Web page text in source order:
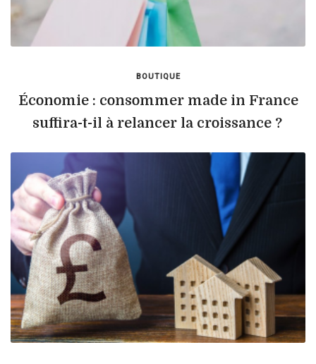
BOUTIQUE
Économie : consommer made in France
suffira-t-il à relancer la croissance ?